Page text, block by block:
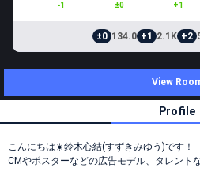
-1 ±0 +1
±0 134.0 +1 2.1K +2
View
Profile
こんにちは☀️鈴木心結(すずきみゆう)です！
CMやポスターなどの広告モデル、タレント